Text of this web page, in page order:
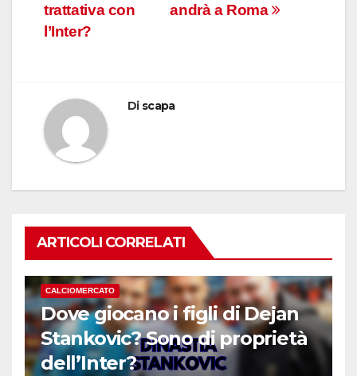
andrà a Roma
trattativa con
l’Inter?
Di scapa
ARTICOLI CORRELATI
CALCIOMERCATO
Dove giocano i figli di Dejan
Stankovic? Sono di proprietà
dell’Inter?